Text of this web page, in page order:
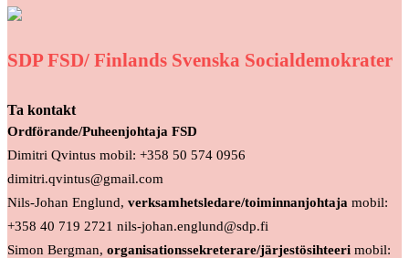
SDP FSD/ Finlands Svenska Socialdemokrater
Ta kontakt
Ordförande/Puheenjohtaja FSD
Dimitri Qvintus mobil: +358 50 574 0956
dimitri.qvintus@gmail.com
Nils-Johan Englund, verksamhetsledare/toiminnanjohtaja mobil:
+358 40 719 2721 nils-johan.englund@sdp.fi
Simon Bergman, organisationssekreterare/järjestösihteeri mobil: